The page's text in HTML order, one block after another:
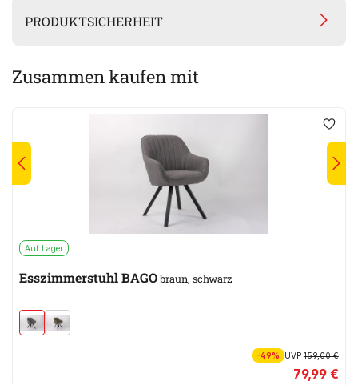
PRODUKTSICHERHEIT
Zusammen kaufen mit
Auf Lager
Esszimmerstuhl BAGObraun, schwarz
-49% UVP159,00 €
79,99 €